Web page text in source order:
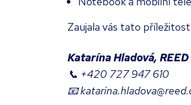
Zaujala vás tato
Katarína Hladová, REED
📞 +420 727 947 610
📧